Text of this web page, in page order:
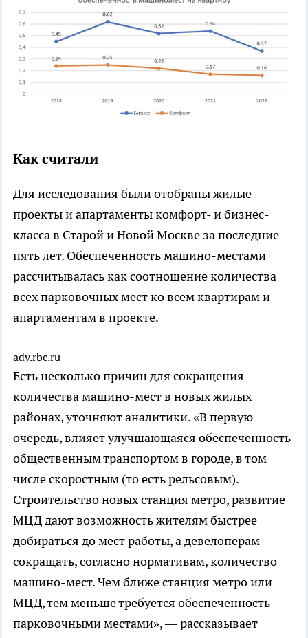
Как считали
Для исследования были отобраны жилые
проекты и апартаменты комфорт- и бизнес-
класса в Старой и Новой Москве за последние
пять лет. Обеспеченность машино-местами
рассчитывалась как соотношение количества
всех парковочных мест ко всем квартирам и
апартаментам в проекте.
adv.rbc.ru
Есть несколько причин для сокращения
количества машино-мест в новых жилых
районах, уточняют аналитики. «В первую
очередь, влияет улучшающаяся обеспеченность
общественным транспортом в городе, в том
числе скоростным (то есть рельсовым).
Строительство новых станция метро, развитие
МЦД дают возможность жителям быстрее
добираться до мест работы, а девелоперам —
сокращать, согласно нормативам, количество
машино-мест. Чем ближе станция метро или
МЦД, тем меньше требуется обеспеченность
парковочными местами», — рассказывает